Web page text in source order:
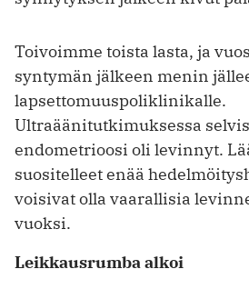
Toivoimme toista lasta, ja
syntymän jälkeen menin
lapsettomuuspoliklinikalle.
Ultraäänitutkimuksessa
endometrioosi oli levinnyt.
suositelleet enää
voisivat olla vaarallisia
vuoksi.
Leikkausrumba alkoi